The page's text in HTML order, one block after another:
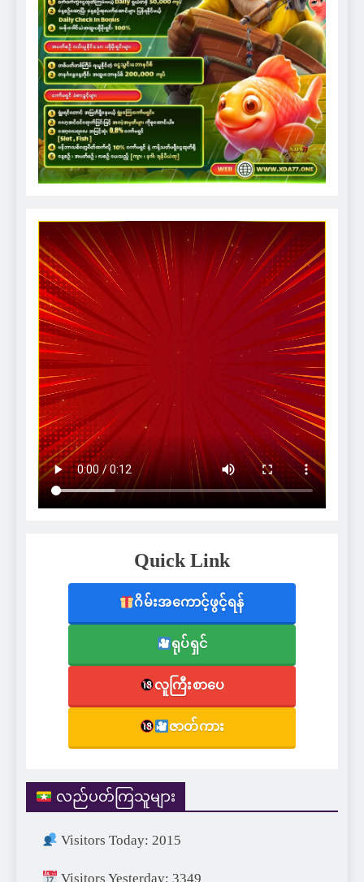
Quick Link
ဂိမ်းအကောင့်ဖွင့်ရန်
ရုပ်ရှင်
လူကြီးစာပေ
ဇာတ်ကား
လည်ပတ်ကြသူများ
Visitors Today: 2015